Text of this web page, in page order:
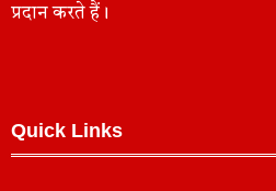
प्रदान करते हैं।
Quick Links